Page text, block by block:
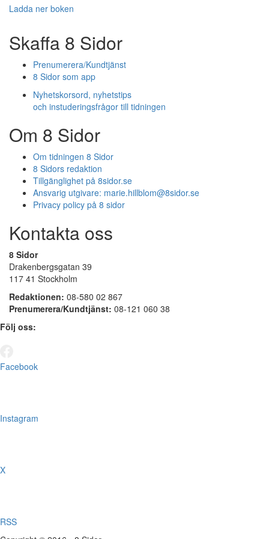
Ladda ner boken
Skaffa 8 Sidor
Prenumerera/Kundtjänst
8 Sidor som app
Nyhetskorsord, nyhetstips
och instuderingsfrågor till tidningen
Om 8 Sidor
Om tidningen 8 Sidor
8 Sidors redaktion
Tillgänglighet på 8sidor.se
Ansvarig utgivare: marie.hillblom@8sidor.se
Privacy policy på 8 sidor
Kontakta oss
8 Sidor
Drakenbergsgatan 39
117 41 Stockholm
Redaktionen: 08-580 02 867
Prenumerera/Kundtjänst: 08-121 060 38
Följ oss:
Facebook
Instagram
X
RSS